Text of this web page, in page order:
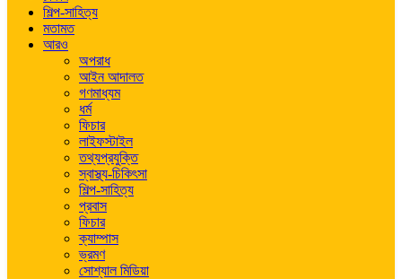
শিল্প-সাহিত্য
মতামত
আরও
অপরাধ
আইন আদালত
গণমাধ্যম
ধর্ম
ফিচার
লাইফস্টাইল
তথ্যপ্রযুক্তি
স্বাস্থ্য-চিকিৎসা
শিল্প-সাহিত্য
প্রবাস
ফিচার
ক্যাম্পাস
ভ্রমণ
সোশ্যাল মিডিয়া